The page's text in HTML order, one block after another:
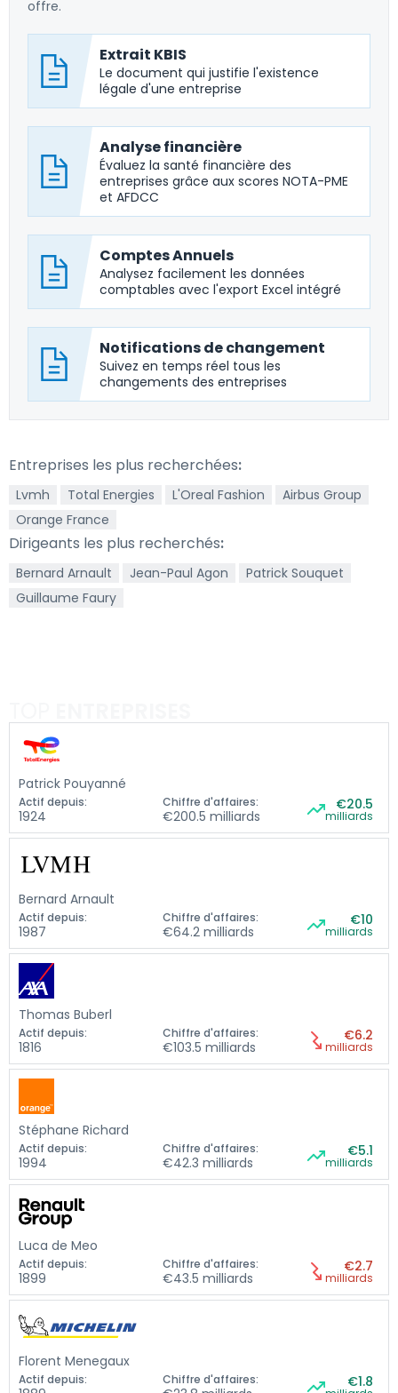
offre.
Extrait KBIS
Le document qui justifie l'existence
légale d'une entreprise
Analyse financière
Évaluez la santé financière des
entreprises grâce aux scores NOTA-PME
et AFDCC
Comptes Annuels
Analysez facilement les données
comptables avec l'export Excel intégré
Notifications de changement
Suivez en temps réel tous les
changements des entreprises
Entreprises les plus recherchées:
Lvmh Total Energies L'Oreal Fashion
Airbus Group
Orange France
Dirigeants les plus recherchés:
Bernard Arnault Jean-Paul Agon
Patrick Souquet
Guillaume Faury
Patrick Pouyanné
Actif depuis:
1924
Chiffre d'affaires:
€200.5 milliards
€20.5
milliards
Bernard Arnault
Actif depuis:
1987
Chiffre d'affaires:
€64.2 milliards
€10
milliards
Thomas Buberl
Actif depuis:
1816
Chiffre d'affaires:
€103.5 milliards
€6.2
milliards
Stéphane Richard
Actif depuis:
1994
Chiffre d'affaires:
€42.3 milliards
€5.1
milliards
Luca de Meo
Actif depuis:
1899
Chiffre d'affaires:
€43.5 milliards
€2.7
milliards
Florent Menegaux
Actif depuis: Chiffre d'affaires: €1.8